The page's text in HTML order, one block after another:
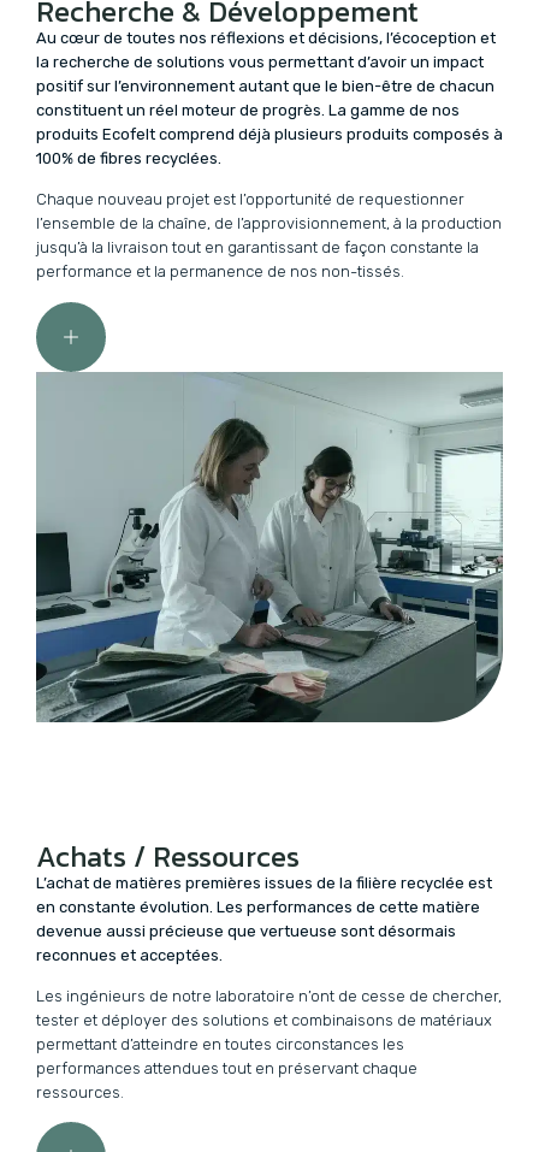
Recherche & Développement
Au cœur de toutes nos réflexions et décisions, l’écoception et
la recherche de solutions vous permettant d’avoir un impact
positif sur l’environnement autant que le bien-être de chacun
constituent un réel moteur de progrès. La gamme de nos
produits Ecofelt comprend déjà plusieurs produits composés à
100% de fibres recyclées.
Chaque nouveau projet est l’opportunité de requestionner
l’ensemble de la chaîne, de l’approvisionnement, à la production
jusqu’à la livraison tout en garantissant de façon constante la
performance et la permanence de nos non-tissés.
Achats / Ressources
L’achat de matières premières issues de la filière recyclée est
en constante évolution. Les performances de cette matière
devenue aussi précieuse que vertueuse sont désormais
reconnues et acceptées.
Les ingénieurs de notre laboratoire n’ont de cesse de chercher,
tester et déployer des solutions et combinaisons de matériaux
permettant d’atteindre en toutes circonstances les
performances attendues tout en préservant chaque
ressources.